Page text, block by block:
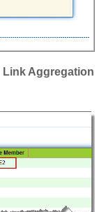
Link Aggregation